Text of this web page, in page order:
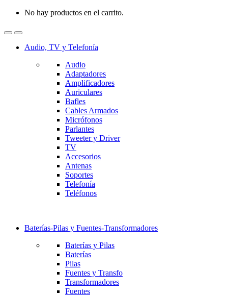
No hay productos en el carrito.
Audio, TV y Telefonía
Audio
Adaptadores
Amplificadores
Auriculares
Bafles
Cables Armados
Micrófonos
Parlantes
Tweeter y Driver
TV
Accesorios
Antenas
Soportes
Telefonía
Teléfonos
Baterías-Pilas y Fuentes-Transformadores
Baterías y Pilas
Baterías
Pilas
Fuentes y Transfo
Transformadores
Fuentes